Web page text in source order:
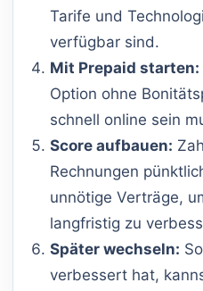
Tarife und
verfügbar sind.
Mit Prepaid starten:
Option ohne
schnell online sein
Score aufbauen:
Rechnungen
unnötige Verträge,
langfristig zu
Später wechseln:
verbessert hat,